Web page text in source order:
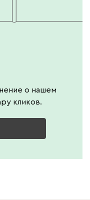
о нашем
кликов.